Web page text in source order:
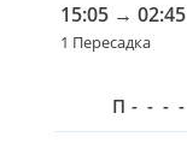
15:05 → 02:45
1 Пересадка
П - - - -